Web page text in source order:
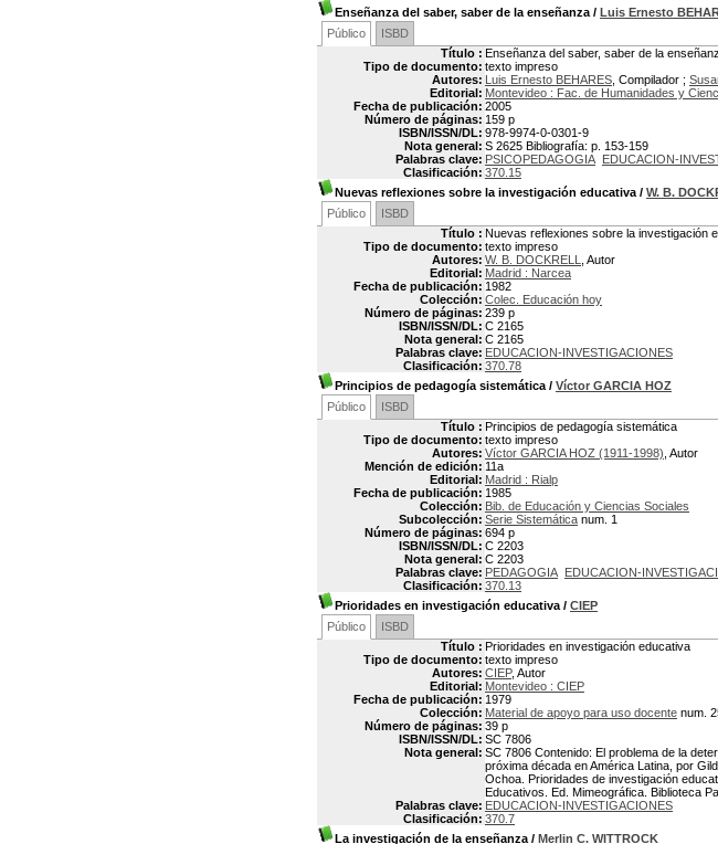
Enseñanza del saber, saber de la enseñanza / Luis Ernesto
Público
ISBD
Título : Enseñanza del saber, saber de la
Tipo de documento: texto impreso
Autores: Luis Ernesto BEHARES , Compilador ;
Editorial: Montevideo : Fac. de Humanidades y
Fecha de publicación: 2005
Número de páginas: 159 p
ISBN/ISSN/DL: 978-9974-0-0301-9
Nota general: S 2625 Bibliografía: p. 153-159
Palabras clave: PSICOPEDAGOGIA EDUCACION-
Clasificación: 370.15
Nuevas reflexiones sobre la investigación educativa / W. B.
Público
ISBD
Título : Nuevas reflexiones sobre la investigación
Tipo de documento: texto impreso
Autores: W. B. DOCKRELL
, Autor
Editorial: Madrid : Narcea
Fecha de publicación: 1982
Colección: Colec. Educación hoy
Número de páginas: 239 p
ISBN/ISSN/DL: C 2165
Nota general: C 2165
Palabras clave: EDUCACION-INVESTIGACIONES
Clasificación: 370.78
Principios de pedagogía sistemática / Víctor GARCIA HOZ
Público
ISBD
Título : Principios de pedagogía sistemática
Tipo de documento: texto impreso
Autores: Víctor GARCIA HOZ (1911-1998) , Autor
Mención de edición: 11a
Editorial: Madrid : Rialp
Fecha de publicación: 1985
Colección: Bib. de Educación y Ciencias Sociales
Subcolección: Serie Sistemática num. 1
Número de páginas: 694 p
ISBN/ISSN/DL: C 2203
Nota general: C 2203
Palabras clave: PEDAGOGIA EDUCACION-
Clasificación: 370.13
Prioridades en investigación educativa / CIEP
Público
ISBD
Título : Prioridades en investigación educativa
Tipo de documento: texto impreso
Autores: CIEP, Autor
Editorial: Montevideo : CIEP
Fecha de publicación: 1979
Colección: Material de apoyo para uso docente num.
Número de páginas: 39 p
ISBN/ISSN/DL: SC 7806
Nota general: SC 7806 Contenido: El problema de la
próxima década en América Latina, por
Ochoa. Prioridades de investigación
Educativos. Ed. Mimeográfica. Biblioteca
Palabras clave: EDUCACION-INVESTIGACIONES
Clasificación: 370.7
La investigación de la enseñanza / Merlin C. WITTROCK